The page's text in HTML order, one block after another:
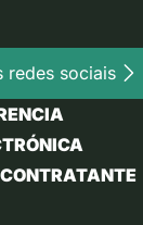
redes sociais